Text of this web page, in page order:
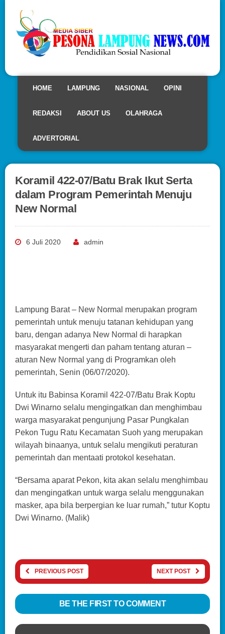
HOME LAMPUNG NASIONAL OPINI
REDAKSI ABOUT US OLAHRAGA
ADVERTORIAL
Koramil 422-07/Batu Brak Ikut Serta
dalam Program Pemerintah Menuju
New Normal
6 Juli 2020 admin
Lampung Barat – New Normal merupakan program
pemerintah untuk menuju tatanan kehidupan yang
baru, dengan adanya New Normal di harapkan
masyarakat mengerti dan paham tentang aturan –
aturan New Normal yang di Programkan oleh
pemerintah, Senin (06/07/2020).
Untuk itu Babinsa Koramil 422-07/Batu Brak Koptu
Dwi Winarno selalu mengingatkan dan menghimbau
warga masyarakat pengunjung Pasar Pungkalan
Pekon Tugu Ratu Kecamatan Suoh yang merupakan
wilayah binaanya, untuk selalu mengikuti peraturan
pemerintah dan mentaati protokol kesehatan.
“Bersama aparat Pekon, kita akan selalu menghimbau
dan mengingatkan untuk warga selalu menggunakan
masker, apa bila berpergian ke luar rumah,” tutur Koptu
Dwi Winarno. (Malik)
PREVIOUS POST NEXT POST
BE THE FIRST TO COMMENT